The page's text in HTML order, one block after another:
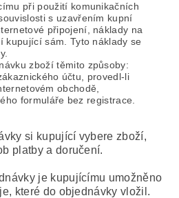
při použití komunikačních
s uzavřením kupní
připojení, náklady na
kupující sám. Tyto náklady se
zboží těmito způsoby:
účtu, provedl-li
obchodě,
formuláře bez registrace.
si kupující vybere zboží,
platby a doručení.
je kupujícímu umožněno
které do objednávky vložil.